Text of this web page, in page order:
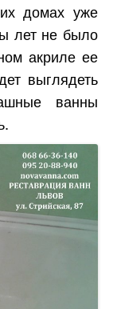
домах уже
лет не было
акриле ее
выглядеть
ванны